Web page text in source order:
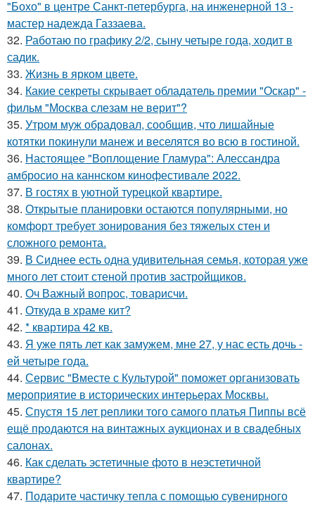
"Бохо" в центре Санкт-петербурга, на инженерной 13 -
мастер надежда Газзаева.
32. Работаю по графику 2/2, сыну четыре года, ходит в
садик.
33. Жизнь в ярком цвете.
34. Какие секреты скрывает обладатель премии "Оскар" -
фильм "Москва слезам не верит"?
35. Утром муж обрадовал, сообщив, что лишайные
котятки покинули манеж и веселятся во всю в гостиной.
36. Настоящее "Воплощение Гламура": Алессандра
амбросио на каннском кинофестивале 2022.
37. В гостях в уютной турецкой квартире.
38. Открытые планировки остаются популярными, но
комфорт требует зонирования без тяжелых стен и
сложного ремонта.
39. В Сиднее есть одна удивительная семья, которая уже
много лет стоит стеной против застройщиков.
40. Оч Важный вопрос, товарисчи.
41. Откуда в храме кит?
42. * квартира 42 кв.
43. Я уже пять лет как замужем, мне 27, у нас есть дочь -
ей четыре года.
44. Сервис "Вместе с Культурой" поможет организовать
мероприятие в исторических интерьерах Москвы.
45. Спустя 15 лет реплики того самого платья Пиппы всё
ещё продаются на винтажных аукционах и в свадебных
салонах.
46. Как сделать эстетичные фото в неэстетичной
квартире?
47. Подарите частичку тепла с помощью сувенирного